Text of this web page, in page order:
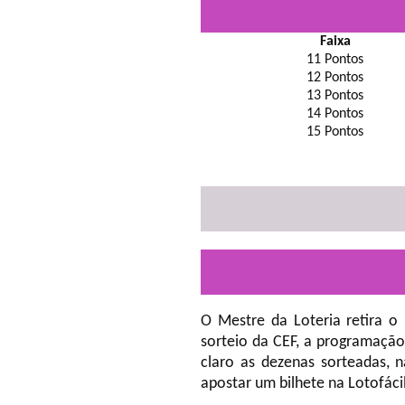
Faixa
11 Pontos
12 Pontos
13 Pontos
14 Pontos
15 Pontos
O Mestre da Loteria retira o
sorteio da CEF, a
claro as dezenas sorteadas,
apostar um bilhete na